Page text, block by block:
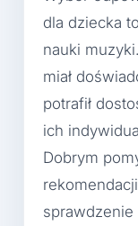
dla dziecka
nauki
miał
potrafił
ich
Dobrym